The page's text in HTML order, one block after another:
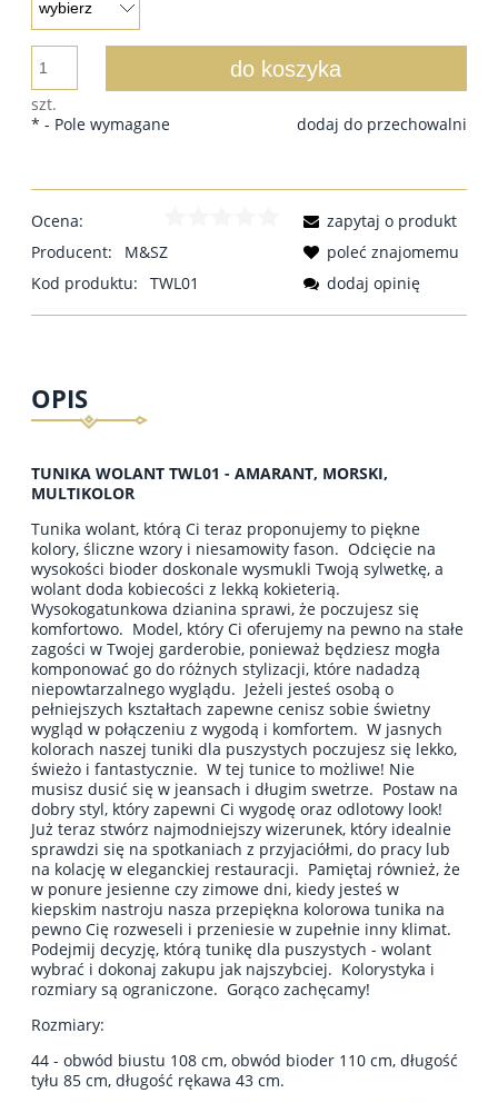
szt.
do koszyka
dodaj do przechowalni
* - Pole wymagane
Ocena:
Producent:
M&SZ
Kod produktu:
TWL01
zapytaj o produkt
poleć znajomemu
dodaj opinię
OPIS
TUNIKA WOLANT TWL01 - AMARANT, MORSKI,
MULTIKOLOR
Tunika wolant, którą Ci teraz proponujemy to piękne
kolory, śliczne wzory i niesamowity fason. Odcięcie na
wysokości bioder doskonale wysmukli Twoją sylwetkę, a
wolant doda kobiecości z lekką kokieterią.
Wysokogatunkowa dzianina sprawi, że poczujesz się
komfortowo. Model, który Ci oferujemy na pewno na stałe
zagości w Twojej garderobie, ponieważ będziesz mogła
komponować go do różnych stylizacji, które nadadzą
niepowtarzalnego wyglądu. Jeżeli jesteś osobą o
pełniejszych kształtach zapewne cenisz sobie świetny
wygląd w połączeniu z wygodą i komfortem. W jasnych
kolorach naszej tuniki dla puszystych poczujesz się lekko,
świeżo i fantastycznie. W tej tunice to możliwe! Nie
musisz dusić się w jeansach i długim swetrze. Postaw na
dobry styl, który zapewni Ci wygodę oraz odlotowy look!
Już teraz stwórz najmodniejszy wizerunek, który idealnie
sprawdzi się na spotkaniach z przyjaciółmi, do pracy lub
na kolację w eleganckiej restauracji. Pamiętaj również, że
w ponure jesienne czy zimowe dni, kiedy jesteś w
kiepskim nastroju nasza przepiękna kolorowa tunika na
pewno Cię rozweseli i przeniesie w zupełnie inny klimat.
Podejmij decyzję, którą tunikę dla puszystych - wolant
wybrać i dokonaj zakupu jak najszybciej. Kolorystyka i
rozmiary są ograniczone. Gorąco zachęcamy!
Rozmiary:
44 - obwód biustu 108 cm, obwód bioder 110 cm, długość
tyłu 85 cm, długość rękawa 43 cm.